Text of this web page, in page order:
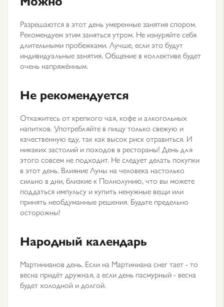
Разрешаются в этот день умеренные занятия спором.
Рекомендуем этим заняться утром. Не изнуряйте себя
длительными пробежками. Лучше, если это будут
индивидуальные занятия. Общение в коллективе будет
очень напряжённым.
Не рекомендуется
Откажитесь от крепкого чая, кофе и алкогольных
напитков. Употребляйте в пищу только свежую и
качественную еду, так как высок риск отравиться. И
никаких застолий и походов в рестораны! День для
этого совсем не подходит. Не следует делать покупки
в этот день. Влияние Луны на человека настолько
сильно в дни, близкие к Полнолунию, что вы можете
поддаться импульсу и купить ненужные вещи или
принять необдуманные решения. Будьте предельно
осторожны!
Народный календарь
Мартинианов день. Если на Мартиниана снег тает - то
весна придёт дружная, а если день пасмурный - весна
будет холодной и долгой.